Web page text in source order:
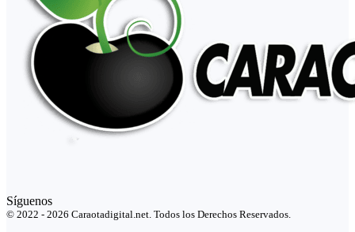
Síguenos
© 2022 - 2026 Caraotadigital.net. Todos los Derechos Reservados.